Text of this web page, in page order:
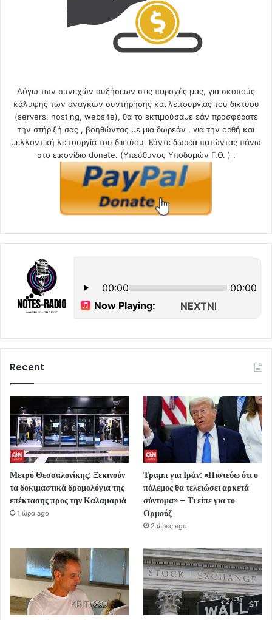
Λόγω των συνεχών αυξήσεων στις παροχές μας, για σκοπούς
κάλυψης των αναγκών συντήρησης και λειτουργίας του δικτύου
(servers, hosting, website), θα το εκτιμούσαμε εάν προσφέρατε
την στήριξή σας , βοηθώντας με μια δωρεάν , για την ορθή και
μελλοντική λειτουργία του δικτύου. Κάντε δωρεά πατώντας πάνω
στο εικονίδιο donate. (Υπεύθυνος Υποδομών Γ.Θ. ) .
Recent
Μετρό Θεσσαλονίκης: Ξεκινούν
τα δοκιμαστικά δρομολόγια της
επέκτασης προς την Καλαμαριά
1 ώρα ago
Τραμπ για Ιράν: «Πιστεύω ότι ο
πόλεμος θα τελειώσει αρκετά
σύντομα» – Τι είπε για το
Ορμούζ
2 ώρες ago